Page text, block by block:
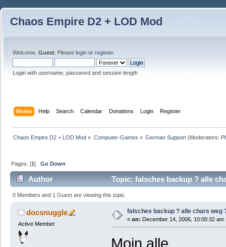
Chaos Empire D2 + LOD Mod
Welcome, Guest . Please login or register.
Login with username, password and session length
Home Help Search Calendar Donations Login Register
Chaos Empire D2 + LOD Mod » Computer-Games » German Support(Moderators:
Pages: [1]Go Down
Author Topic: falsches backup ? alle
0 Members and 1 Guest are viewing this topic.
docsnuggle
Active Member
falsches backup ? alle chars weg
« on: December 14, 2006, 10:00:32 am
Moin alle,